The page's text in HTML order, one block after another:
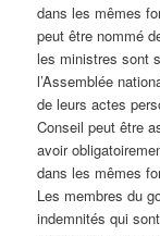
dans les mêmes
peut être nommé
les ministres sont
l’Assemblée
de leurs actes
Conseil peut être
avoir
dans les mêmes
Les membres du
indemnités qui